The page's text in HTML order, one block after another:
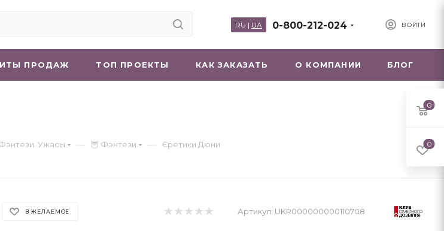
ВОЙТИ
0-800-212-024
RU | UA
ПРОДАЖ ТОП ПРОЕКТЫ КАК ЗАКАЗАТЬ О КОМПАНИИ БЛОГ
Ужасы — 🦉 Фэнтези — Єретики Дюни
В ЖЕЛАЕМОЕ Артикул: UKR000000000110708
0
0